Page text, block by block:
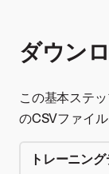
ダウン
この基本ステ
のCSVファイ
トレーニン